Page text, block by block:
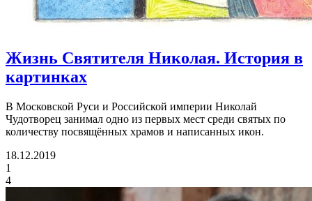
Жизнь Святителя Николая. История в
картинках
В Московской Руси и Российской империи Николай
Чудотворец занимал одно из первых мест среди святых по
количеству посвящённых храмов и написанных икон.
18.12.2019
1
4